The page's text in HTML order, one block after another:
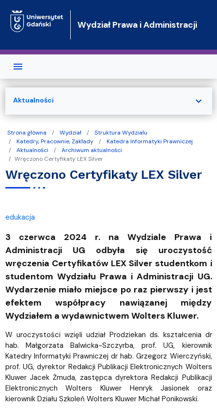
Wydział Prawa i Administracji
Strona główna Wydział
Struktura Wydziału
Katedry, Pracownie, Zakłady
Katedra Informatyki Prawniczej
Aktualności
Archiwum aktualności
Wręczono Certyfikaty LEX Silver
Wręczono Certyfikaty LEX Silver
edukacja
3 czerwca 2024 r. na Wydziale Prawa i
Administracji UG odbyła się uroczystość
wręczenia Certyfikatów LEX Silver studentkom i
studentom Wydziału Prawa i Administracji UG.
Wydarzenie miało miejsce po raz pierwszy i jest
efektem współpracy nawiązanej między
Wydziałem a wydawnictwem Wolters Kluwer.
W uroczystości wzięli udział Prodziekan ds. kształcenia dr
hab. Małgorzata Balwicka-Szczyrba, prof. UG, kierownik
Katedry Informatyki Prawniczej dr hab. Grzegorz Wierczyński,
prof. UG, dyrektor Redakcji Publikacji Elektronicznych Wolters
Kluwer Jacek Żmuda, zastępca dyrektora Redakcji Publikacji
Elektronicznych Wolters Kluwer Henryk Jasionek oraz
kierownik Działu Szkoleń Wolters Kluwer Michał Ponikowski.
Aktualności expand_more